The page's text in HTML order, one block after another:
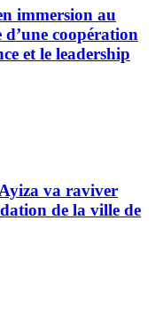
immersion au
coopération
et le leadership
va raviver
de la ville de